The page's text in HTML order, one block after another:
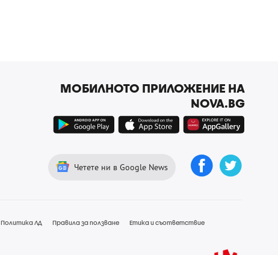
МОБИЛНОТО ПРИЛОЖЕНИЕ НА
NOVA.BG
Четете ни в Google News
Политика ЛД Правила за ползване
Етика и съответствие